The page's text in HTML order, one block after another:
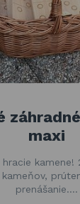
maxi
hracie kamene!
prenášanie.…